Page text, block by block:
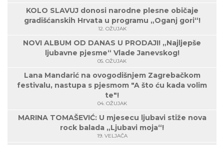
KOLO SLAVUJ donosi narodne plesne običaje
gradišćanskih Hrvata u programu „Oganj gori“!
12. OŽUJAK
NOVI ALBUM OD DANAS U PRODAJI! „Najljepše
ljubavne pjesme“ Vlade Janevskog!
05. OŽUJAK
Lana Mandarić na ovogodišnjem Zagrebačkom
festivalu, nastupa s pjesmom "A što ću kada volim
te"!
04. OŽUJAK
MARINA TOMAŠEVIĆ: U mjesecu ljubavi stiže nova
rock balada „Ljubavi moja“!
19. VELJAČA